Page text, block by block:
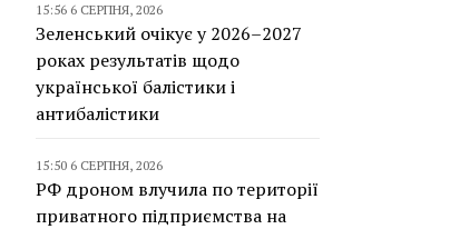
15:56 6 СЕРПНЯ, 2026
Зеленський очікує у 2026–2027
роках результатів щодо
української балістики і
антибалістики
15:50 6 СЕРПНЯ, 2026
РФ дроном влучила по території
приватного підприємства на